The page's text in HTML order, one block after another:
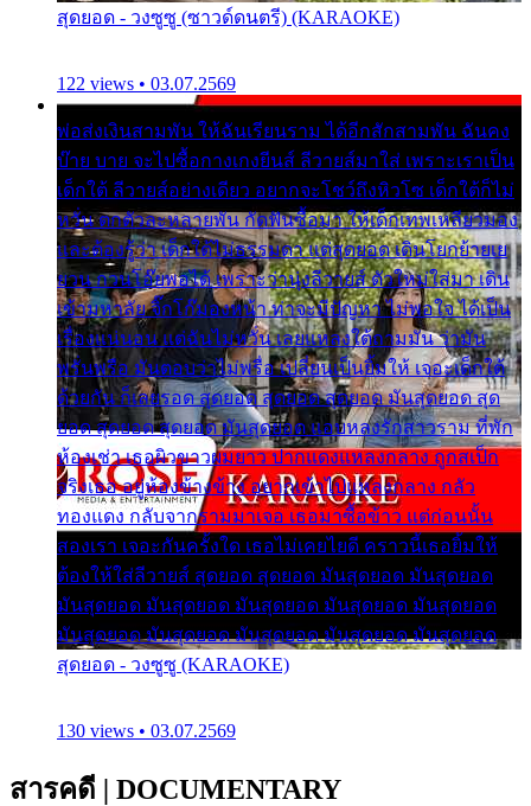
สุดยอด - วงซูซู (ซาวด์ดนตรี) (KARAOKE)
122 views • 03.07.2569
พ่อส่งเงินสามพัน ให้ฉันเรียนราม ได้อีกสักสามพัน ฉันคง
บ๊าย บาย จะไปซื้อกางเกงยีนส์ ลีวายส์มาใส่ เพราะเราเป็น
เด็กใต้ ลีวายส์อย่างเดียว อยากจะโชว์ถึงหิวโซ เด็กใต้ก็ไม่
หวั่น ตกตัวละหลายพัน กัดฟันซื้อมา ให้เด็กเทพเหลียวมอง
และต้องรู้ว่า เด็กใต้ไม่ธรรมดา แต่สุดยอด เดินโยกย้ายเย
ยวน กวนโอ๊ยพอได้ เพราะว่านุ่งลีวายส์ ตัวใหม่ใส่มา เดิน
เข้ามหาลัย จิ๊กโก๊มองหน้า ท่าจะมีปัญหา ไม่พอใจ ได้เป็น
เรื่องแน่นอน แต่ฉันไม่หวั่น เลยแหลงใต้ถามมัน ว่ามัน
พรั่นพรือ มันตอบว่าไม่พรื่อ เปลี่ยนเป็นยิ้มให้ เจอะเด็กใต้
ด้วยกัน ก็เลยรอด สุดยอด สุดยอด สุดยอด มันสุดยอด สุด
ยอด สุดยอด สุดยอด มันสุดยอด แอบหลงรักสาวราม ที่พัก
ห้องเช่า เธอผิวขาวผมยาว ปากแดงแหลงกลาง ถูกสเป็ก
จริงเธอ อยู่ห้องข้างข้าง อยากเข้าไปแหลงกลาง กลัว
ทองแดง กลับจากรามมาเจอ เธอมาซื้อข้าว แต่ก่อนนั้น
สองเรา เจอะกันครั้งใด เธอไม่เคยไยดี คราวนี้เธอยิ้มให้
ต้องให้ใส่ลีวายส์ สุดยอด สุดยอด มันสุดยอด มันสุดยอด
มันสุดยอด มันสุดยอด มันสุดยอด มันสุดยอด มันสุดยอด
มันสุดยอด มันสุดยอด มันสุดยอด มันสุดยอด มันสุดยอด
สุดยอด - วงซูซู (KARAOKE)
130 views • 03.07.2569
สารคดี | DOCUMENTARY